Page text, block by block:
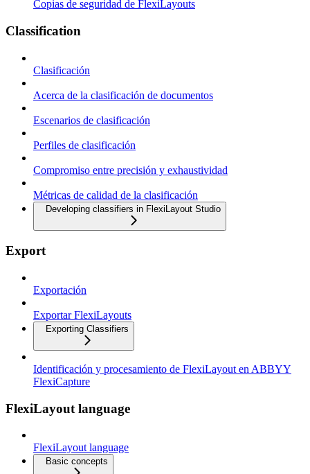
Copias de seguridad de FlexiLayouts
Classification
Clasificación
Acerca de la clasificación de documentos
Escenarios de clasificación
Perfiles de clasificación
Compromiso entre precisión y exhaustividad
Métricas de calidad de la clasificación
Developing classifiers in FlexiLayout Studio
Export
Exportación
Exportar FlexiLayouts
Exporting Classifiers
Identificación y procesamiento de FlexiLayout en ABBYY
FlexiCapture
FlexiLayout language
FlexiLayout language
Basic concepts